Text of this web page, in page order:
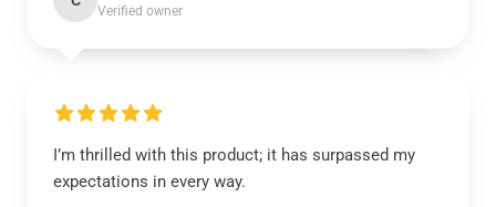
Verified owner
I’m thrilled with this product; it has surpassed my
expectations in every way.